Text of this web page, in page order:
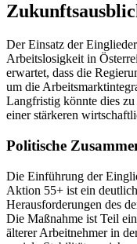
Der Einsatz der
Arbeitslosigkeit in
erwartet, dass die
um die
Langfristig könnte dies
einer stärkeren
Politische
Die Einführung der
Aktion 55+ ist ein
Herausforderungen des
Die Maßnahme ist Teil
älterer Arbeitnehmer in